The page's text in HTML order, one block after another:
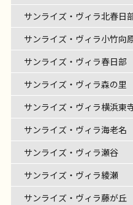
サンライズ・ヴィラ北春日
サンライズ・ヴィラ小竹向
サンライズ・ヴィラ春日部
サンライズ・ヴィラ森の里
サンライズ・ヴィラ横浜東
サンライズ・ヴィラ海老名
サンライズ・ヴィラ瀬谷
サンライズ・ヴィラ綾瀬
サンライズ・ヴィラ藤が丘